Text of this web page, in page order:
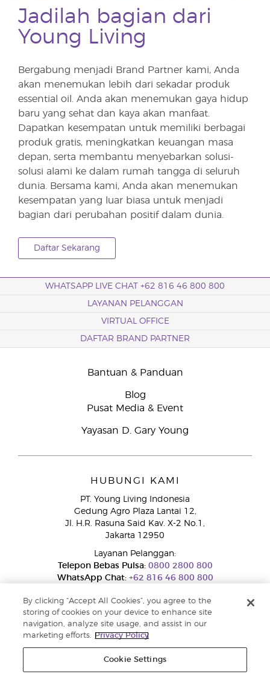
Jadilah bagian dari
Young Living
Bergabung menjadi Brand Partner kami, Anda
akan menemukan lebih dari sekadar produk
essential oil. Anda akan menemukan gaya hidup
baru yang sehat dan kaya akan manfaat.
Dapatkan kesempatan untuk memiliki berbagai
produk gratis, meningkatkan keuangan masa
depan, serta membantu menyebarkan solusi-
solusi alami ke dalam rumah tangga di seluruh
dunia. Bersama kami, Anda akan menemukan
kesempatan yang luar biasa untuk menjadi
bagian dari perubahan positif dalam dunia.
Daftar Sekarang
WHATSAPP LIVE CHAT +62 816 46 800 800
LAYANAN PELANGGAN
VIRTUAL OFFICE
DAFTAR BRAND PARTNER
Bantuan & Panduan
Blog
Pusat Media & Event
Yayasan D. Gary Young
HUBUNGI KAMI
PT. Young Living Indonesia
Gedung Agro Plaza Lantai 12,
Jl. H.R. Rasuna Said Kav. X-2 No.1,
Jakarta 12950
Layanan Pelanggan:
Telepon Bebas Pulsa:0800 2800 800
WhatsApp Chat:+62 816 46 800 800
Layanan Pengaduan Konsumen
By clicking “Accept All Cookies”, you agree to the
storing of cookies on your device to enhance site
navigation, analyze site usage, and assist in our
marketing efforts.
Privacy Policy
Cookie Settings